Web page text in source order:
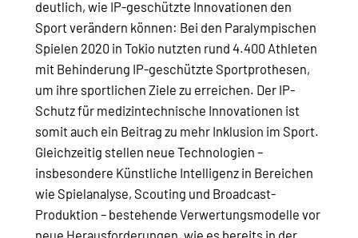
deutlich, wie IP-geschützte Innovationen den
Sport verändern können: Bei den Paralympischen
Spielen 2020 in Tokio nutzten rund 4.400 Athleten
mit Behinderung IP-geschützte Sportprothesen,
um ihre sportlichen Ziele zu erreichen. Der IP-
Schutz für medizintechnische Innovationen ist
somit auch ein Beitrag zu mehr Inklusion im Sport.
Gleichzeitig stellen neue Technologien –
insbesondere Künstliche Intelligenz in Bereichen
wie Spielanalyse, Scouting und Broadcast-
Produktion – bestehende Verwertungsmodelle vor